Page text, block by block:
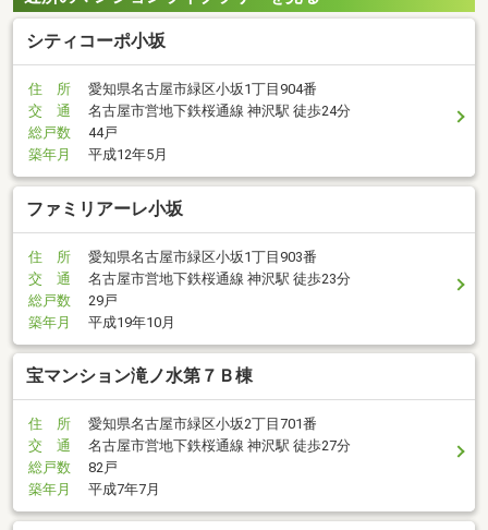
シティコーポ小坂
住 所
愛知県名古屋市緑区小坂1丁目904番
交 通
名古屋市営地下鉄桜通線 神沢駅 徒歩24分
総戸数
44戸
築年月
平成12年5月
ファミリアーレ小坂
住 所
愛知県名古屋市緑区小坂1丁目903番
交 通
名古屋市営地下鉄桜通線 神沢駅 徒歩23分
総戸数
29戸
築年月
平成19年10月
宝マンション滝ノ水第７Ｂ棟
住 所
愛知県名古屋市緑区小坂2丁目701番
交 通
名古屋市営地下鉄桜通線 神沢駅 徒歩27分
総戸数
82戸
築年月
平成7年7月